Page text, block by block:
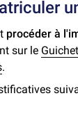
procéder à
sur le
.